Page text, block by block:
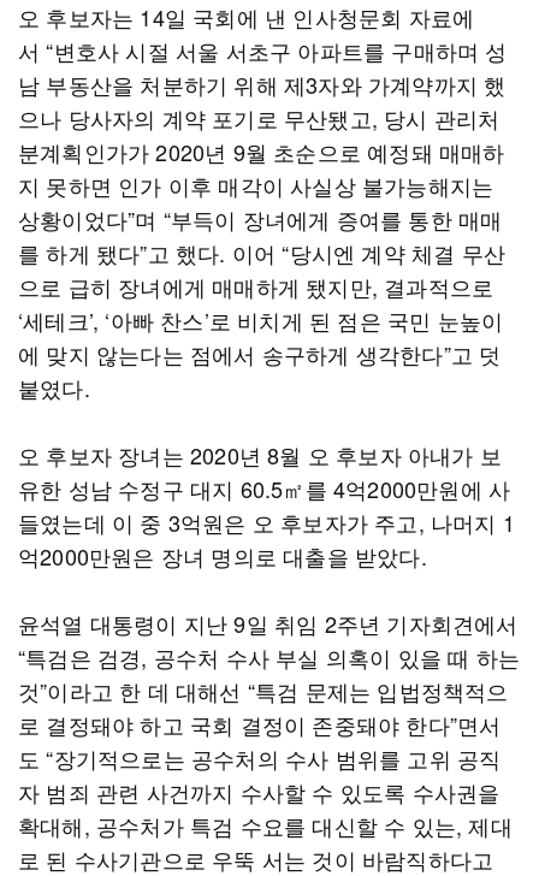
오 후보자는 14일 국회에 낸 인사청문회 자료에
서 “변호사 시절 서울 서초구 아파트를 구매하며 성
남 부동산을 처분하기 위해 제3자와 가계약까지 했
으나 당사자의 계약 포기로 무산됐고, 당시 관리처
분계획인가가 2020년 9월 초순으로 예정돼 매매하
지 못하면 인가 이후 매각이 사실상 불가능해지는
상황이었다”며 “부득이 장녀에게 증여를 통한 매매
를 하게 됐다”고 했다. 이어 “당시엔 계약 체결 무산
으로 급히 장녀에게 매매하게 됐지만, 결과적으로
‘세테크’, ‘아빠 찬스’로 비치게 된 점은 국민 눈높이
에 맞지 않는다는 점에서 송구하게 생각한다”고 덧
붙였다.
오 후보자 장녀는 2020년 8월 오 후보자 아내가 보
유한 성남 수정구 대지 60.5㎡를 4억2000만원에 사
들였는데 이 중 3억원은 오 후보자가 주고, 나머지 1
억2000만원은 장녀 명의로 대출을 받았다.
윤석열 대통령이 지난 9일 취임 2주년 기자회견에서
“특검은 검경, 공수처 수사 부실 의혹이 있을 때 하는
것”이라고 한 데 대해선 “특검 문제는 입법정책적으
로 결정돼야 하고 국회 결정이 존중돼야 한다”면서
도 “장기적으로는 공수처의 수사 범위를 고위 공직
자 범죄 관련 사건까지 수사할 수 있도록 수사권을
확대해, 공수처가 특검 수요를 대신할 수 있는, 제대
로 된 수사기관으로 우뚝 서는 것이 바람직하다고